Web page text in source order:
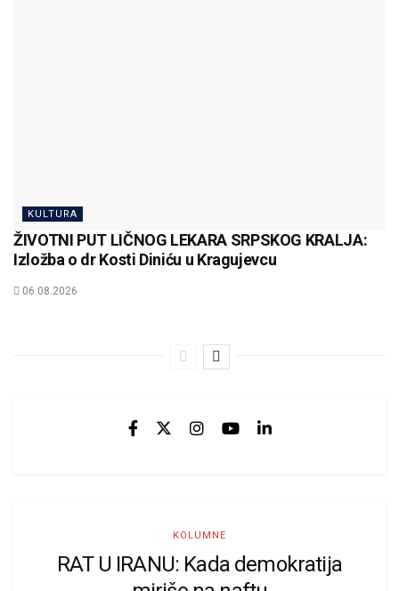
KULTURA
ŽIVOTNI PUT LIČNOG LEKARA SRPSKOG KRALJA:
Izložba o dr Kosti Diniću u Kragujevcu
06.08.2026
KOLUMNE
RAT U IRANU: Kada demokratija